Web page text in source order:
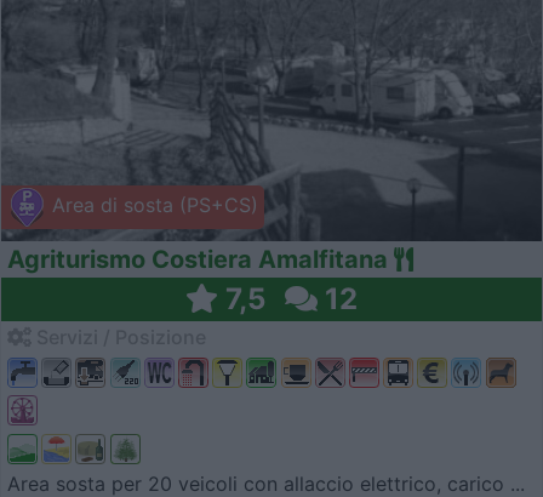
Area di sosta (PS+CS)
Agriturismo Costiera Amalfitana
7,5 12
Area sosta per 20 veicoli con allaccio elettrico, carico ...